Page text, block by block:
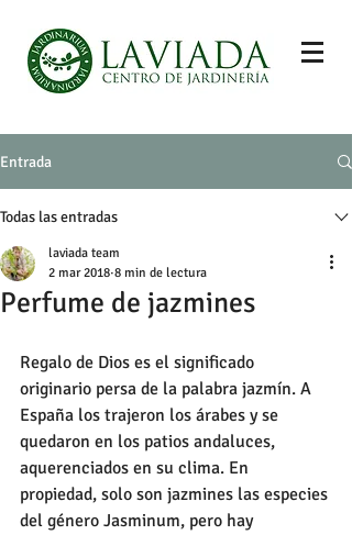
Entrada
Todas las entradas
Perfume de jazmines
laviada team
2 mar 2018 8 min de lectura
Regalo de Dios es el significado
originario persa de la palabra jazmín. A
España los trajeron los árabes y se
quedaron en los patios andaluces,
aquerenciados en su clima. En
propiedad, solo son jazmines las especies
del género Jasminum, pero hay